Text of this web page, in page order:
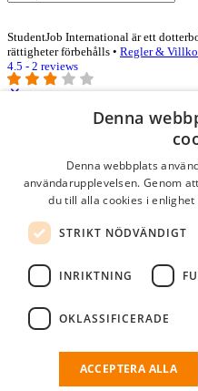
StudentJob International är ett
rättigheter förbehålls • Regler &
4.5 - 2 reviews
Logga in som företag
Lösenord
kom ihåg mig
logga in
Kostnadsfri företagsprofil
och söka efter passande
Denna
Denna webbplats
användarupplevelsen. Genom
du till alla cookies i
STRIKT NÖDVÄNDIGT
INRIKTNING
OKLASSIFICERADE
ACCEPTERA ALLA